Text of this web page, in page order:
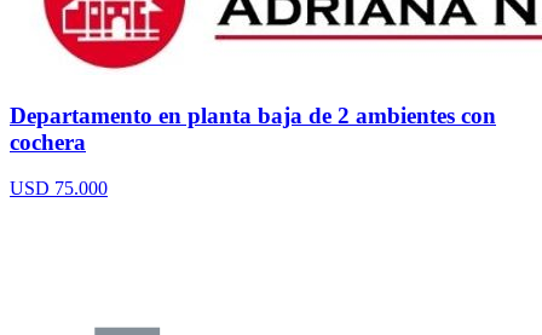
Departamento en planta baja de 2 ambientes con
cochera
USD 75.000